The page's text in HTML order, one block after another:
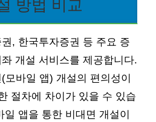
방법 비교
, 한국투자증권 등 주요 증
개설 서비스를 제공합니다.
바일 앱) 개설의 편의성이
절차에 차이가 있을 수 있습
앱을 통한 비대면 개설이